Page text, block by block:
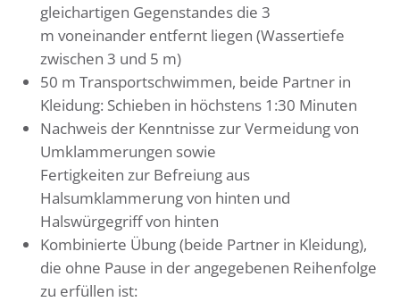
gleichartigen Gegenstandes die 3
m voneinander entfernt liegen (Wassertiefe
zwischen 3 und 5 m)
50 m Transportschwimmen, beide Partner in
Kleidung: Schieben in höchstens 1:30 Minuten
Nachweis der Kenntnisse zur Vermeidung von
Umklammerungen sowie
Fertigkeiten zur Befreiung aus
Halsumklammerung von hinten und
Halswürgegriff von hinten
Kombinierte Übung (beide Partner in Kleidung),
die ohne Pause in der angegebenen Reihenfolge
zu erfüllen ist: